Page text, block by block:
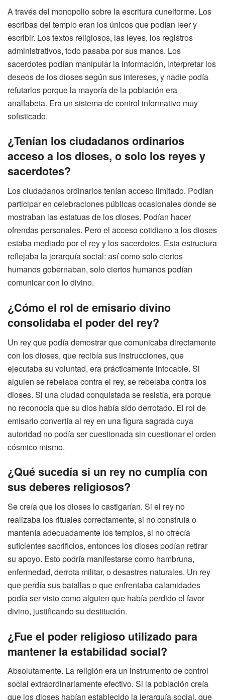
A través del monopolio sobre la escritura cuneiforme. Los
escribas del templo eran los únicos que podían leer y
escribir. Los textos religiosos, las leyes, los registros
administrativos, todo pasaba por sus manos. Los
sacerdotes podían manipular la información, interpretar los
deseos de los dioses según sus intereses, y nadie podía
refutarlos porque la mayoría de la población era
analfabeta. Era un sistema de control informativo muy
sofisticado.
¿Tenían los ciudadanos ordinarios
acceso a los dioses, o solo los reyes y
sacerdotes?
Los ciudadanos ordinarios tenían acceso limitado. Podían
participar en celebraciones públicas ocasionales donde se
mostraban las estatuas de los dioses. Podían hacer
ofrendas personales. Pero el acceso cotidiano a los dioses
estaba mediado por el rey y los sacerdotes. Esta estructura
reflejaba la jerarquía social: así como solo ciertos
humanos gobernaban, solo ciertos humanos podían
comunicar con lo divino.
¿Cómo el rol de emisario divino
consolidaba el poder del rey?
Un rey que podía demostrar que comunicaba directamente
con los dioses, que recibía sus instrucciones, que
ejecutaba su voluntad, era prácticamente intocable. Si
alguien se rebelaba contra el rey, se rebelaba contra los
dioses. Si una ciudad conquistada se resistía, era porque
no reconocía que su dios había sido derrotado. El rol de
emisario convertía al rey en una figura sagrada cuya
autoridad no podía ser cuestionada sin cuestionar el orden
cósmico mismo.
¿Qué sucedía si un rey no cumplía con
sus deberes religiosos?
Se creía que los dioses lo castigarían. Si el rey no
realizaba los rituales correctamente, si no construía o
mantenía adecuadamente los templos, si no ofrecía
suficientes sacrificios, entonces los dioses podían retirar
su apoyo. Esto podría manifestarse como hambruna,
enfermedad, derrota militar, o desastres naturales. Un rey
que perdía sus batallas o que enfrentaba calamidades
podía ser visto como alguien que había perdido el favor
divino, justificando su destitución.
¿Fue el poder religioso utilizado para
mantener la estabilidad social?
Absolutamente. La religión era un instrumento de control
social extraordinariamente efectivo. Si la población creía
que los dioses habían establecido la jerarquía social, que